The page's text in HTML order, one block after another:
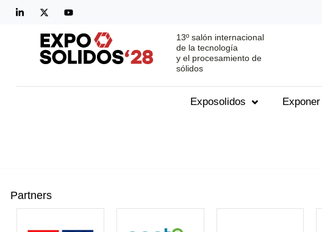
13º salón internacional
de la tecnología
y el procesamiento de
sólidos
Exposolidos Exponer
Partners